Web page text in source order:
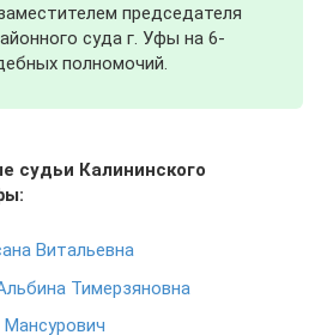
председателя
суда г. Уфы на 6-
полномочий.
судьи Калининского
Витальевна
Тимерзяновна
Мансурович